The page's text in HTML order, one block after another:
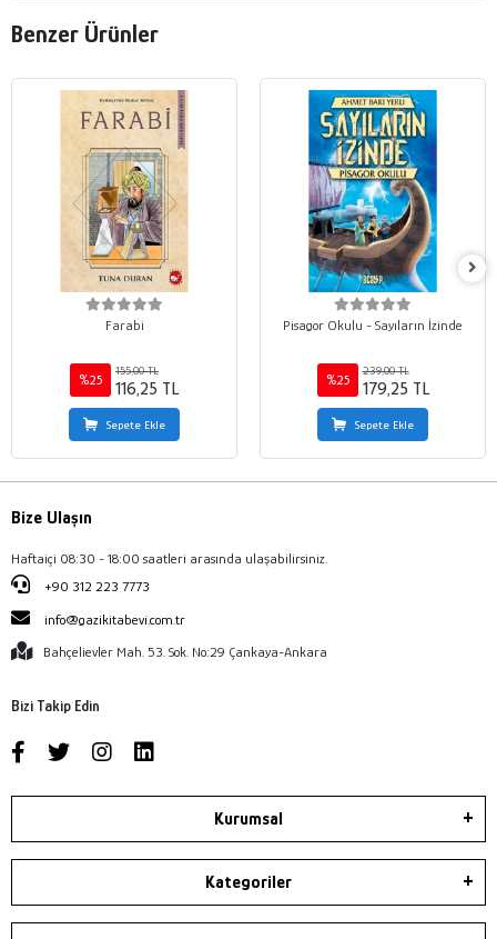
Benzer Ürünler
Farabi
%25
155,00 TL
116,25 TL
Sepete Ekle
Pisagor Okulu - Sayıların İzinde
%25
239,00 TL
179,25 TL
Sepete Ekle
Bize Ulaşın
Haftaiçi 08:30 - 18:00 saatleri arasında ulaşabilirsiniz.
+90 312 223 7773
info@gazikitabevi.com.tr
Bahçelievler Mah. 53. Sok. No:29 Çankaya-Ankara
Bizi Takip Edin
Kurumsal
Kategoriler